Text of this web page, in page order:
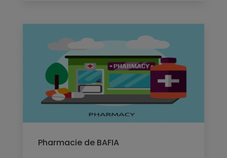
Pharmacie de BAFIA